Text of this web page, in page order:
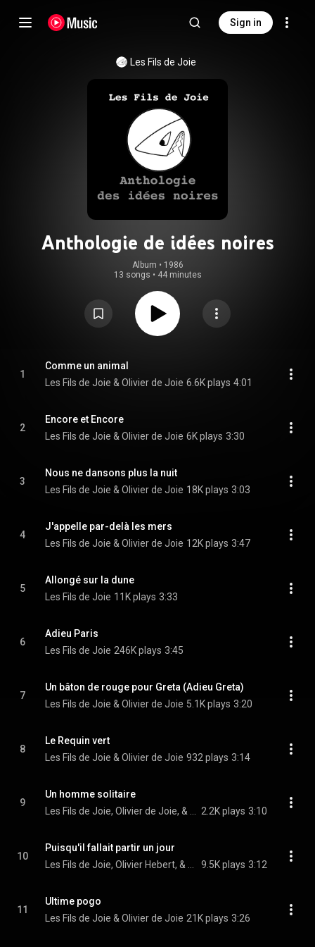
Sign in
Les Fils de Joie
Anthologie de idées noires
Album • 1986
13 songs • 44 minutes
1
Comme un animal
Les Fils de Joie & Olivier de Joie 6.6K plays 4:01
2
Encore et Encore
Les Fils de Joie & Olivier de Joie 6K plays 3:30
3
Nous ne dansons plus la nuit
Les Fils de Joie & Olivier de Joie 18K plays 3:03
4
J'appelle par-delà les mers
Les Fils de Joie & Olivier de Joie 12K plays 3:47
5
Allongé sur la dune
Les Fils de Joie 11K plays 3:33
6
Adieu Paris
Les Fils de Joie 246K plays 3:45
7
Un bâton de rouge pour Greta (Adieu Greta)
Les Fils de Joie & Olivier de Joie 5.1K plays 3:20
8
Le Requin vert
Les Fils de Joie & Olivier de Joie 932 plays 3:14
9
Un homme solitaire
2.2K plays 3:10
10
Puisqu'il fallait partir un jour
9.5K plays 3:12
11
Ultime pogo
Les Fils de Joie & Olivier de Joie 21K plays 3:26